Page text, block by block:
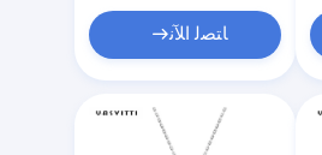
ﺎﺘﺼﻟ ﺍﻶﻧ